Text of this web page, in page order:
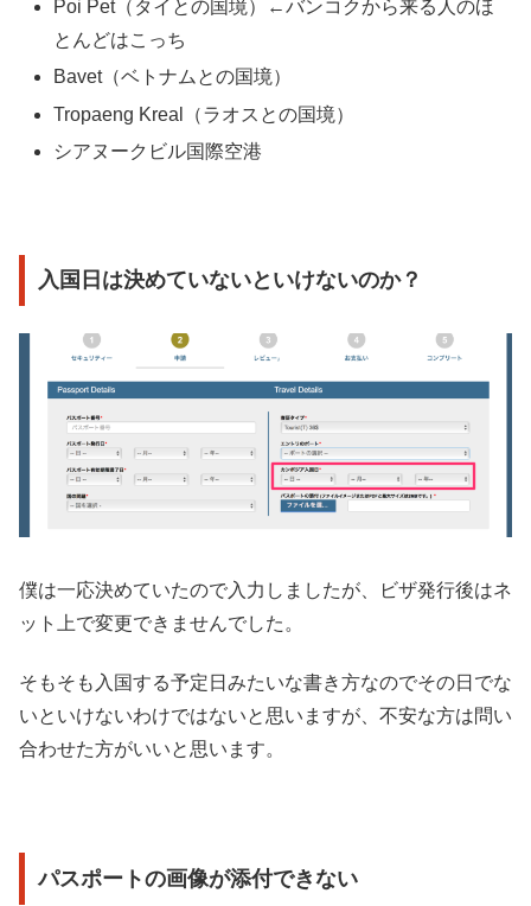
Poi Pet（タイとの国境）←バンコクから来る人のほ
とんどはこっち
Bavet（ベトナムとの国境）
Tropaeng Kreal（ラオスとの国境）
シアヌークビル国際空港
入国日は決めていないといけないのか？
僕は一応決めていたので入力しましたが、ビザ発行後はネ
ット上で変更できませんでした。
そもそも入国する予定日みたいな書き方なのでその日でな
いといけないわけではないと思いますが、不安な方は問い
合わせた方がいいと思います。
パスポートの画像が添付できない